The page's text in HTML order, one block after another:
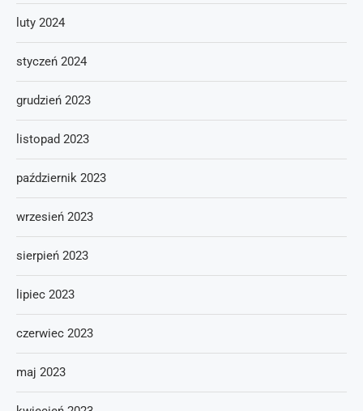
luty 2024
styczeń 2024
grudzień 2023
listopad 2023
październik 2023
wrzesień 2023
sierpień 2023
lipiec 2023
czerwiec 2023
maj 2023